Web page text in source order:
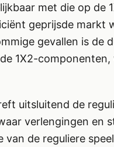
met die op
geprijsde markt
gevallen is de
1X2-
uitsluitend de
verlengingen en
de reguliere